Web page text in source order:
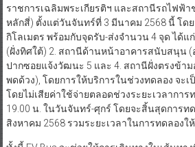
ราชการเฉลิมพระเกียรติฯ และสถานีรถไฟฟ้
หลักสี่) ตั้งแต่วันจันทร์ที่ 3 มีนาคม 2568 นี้ โด
กิโลเมตร พร้อมกับจุดรับ-ส่งจำนวน 4 จุด ได้แ
(ฝั่งทิศใต้) 2. สถานีด้านหน้าอาคารสนับสนุน (
ปากซอยแจ้งวัฒนะ 5 และ 4. สถานีฝั่งตรงข้า
พดด้วง), โดยการให้บริการในช่วงทดลอง จะเ
โดยไม่เสียค่าใช้จ่ายตลอดช่วงระยะเวลาการ
19.00 น. ในวันจันทร์-ศุกร์ โดยจะสิ้นสุดการท
สิงหาคม 2568 รวมระยะเวลาในการทดลองใ